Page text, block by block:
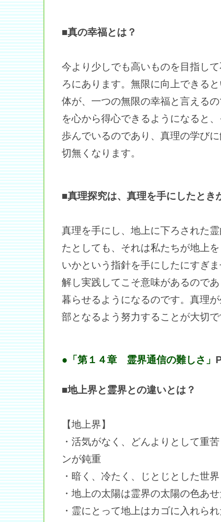
■真の幸福とは？
今より少しでも高いものを目指し
ろにあります。無限に向上できる
体が、一つの無限の幸福と言える
を心から得心できるようになると
歩んでいるのであり、真理の学び
切無くなります。
■真理探究は、真理を手にしたとき
真理を手にし、地上に下ろされた
たとしても、それは私たちが地上
いかという指針を手にしたにすぎ
解し実践してこそ意味があるので
暮らせるようになるのです。真理
部となるよう努力することが大切
●「第１４章 霊界通信の難しさ」
■地上界と霊界との違いとは？
【地上界】
・活気がなく、どんよりとして重
ンが鈍重
・暗く、冷たく、じとじとした世界
・地上の太陽は霊界の太陽の色あ
・霊にとって地上はカゴに入れら